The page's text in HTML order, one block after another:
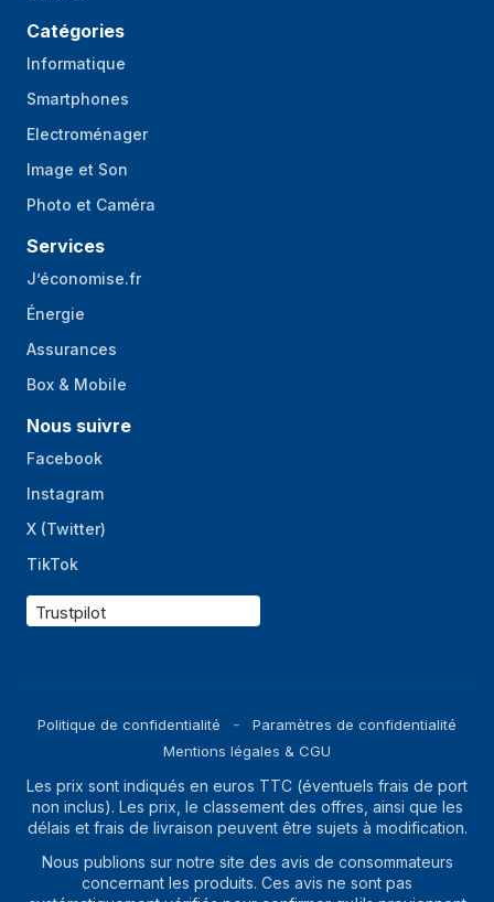
Catégories
Informatique
Smartphones
Electroménager
Image et Son
Photo et Caméra
Services
J’économise.fr
Énergie
Assurances
Box & Mobile
Nous suivre
Facebook
Instagram
X (Twitter)
TikTok
Trustpilot
Politique de confidentialité
Paramètres de confidentialité
Mentions légales & CGU
Les prix sont indiqués en euros TTC (éventuels frais de port
non inclus). Les prix, le classement des offres, ainsi que les
délais et frais de livraison peuvent être sujets à modification.
Nous publions sur notre site des avis de consommateurs
concernant les produits. Ces avis ne sont pas